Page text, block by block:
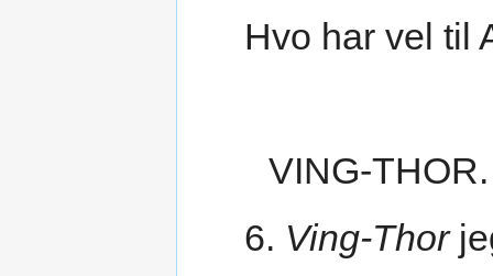
Hvo har vel til
VING-THOR.
6. Ving-Thor